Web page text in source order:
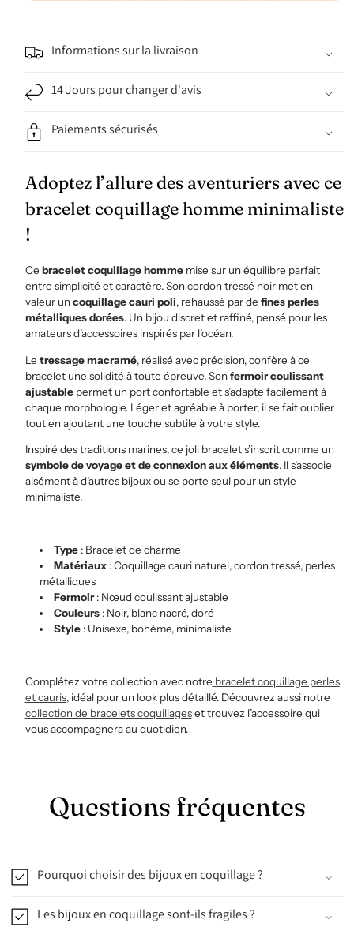
Informations sur la livraison
14 Jours pour changer d'avis
Paiements sécurisés
Adoptez l’allure des aventuriers avec ce
bracelet coquillage homme minimaliste
!
Ce bracelet coquillage hommemise sur un équilibre parfait
entre simplicité et caractère. Son cordon tressé noir met en
valeur un coquillage cauri poli, rehaussé par de fines perles
métalliques dorées. Un bijou discret et raffiné, pensé pour les
amateurs d’accessoires inspirés par l’océan.
Le tressage macramé, réalisé avec précision, confère à ce
bracelet une solidité à toute épreuve. Son fermoir coulissant
ajustablepermet un port confortable et s’adapte facilement à
chaque morphologie. Léger et agréable à porter, il se fait oublier
tout en ajoutant une touche subtile à votre style.
Inspiré des traditions marines, ce joli bracelet s’inscrit comme un
symbole de voyage et de connexion aux éléments. Il s’associe
aisément à d’autres bijoux ou se porte seul pour un style
minimaliste.
Type : Bracelet de charme
Matériaux : Coquillage cauri naturel, cordon tressé, perles
métalliques
Fermoir: Nœud coulissant ajustable
Couleurs : Noir, blanc nacré, doré
Style : Unisexe, bohème, minimaliste
Complétez votre collection avec notre bracelet coquillage perles
et cauris, idéal pour un look plus détaillé. Découvrez aussi notre
collection de bracelets coquillageset trouvez l’accessoire qui
vous accompagnera au quotidien.
Questions fréquentes
Pourquoi choisir des bijoux en coquillage ?
Les bijoux en coquillage sont-ils fragiles ?